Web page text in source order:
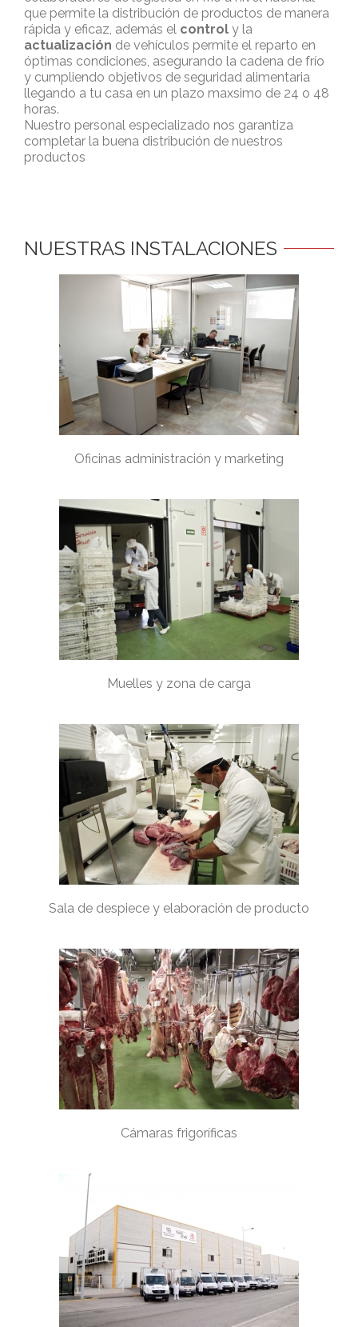
que permite la distribución de productos de manera
rápida y eficaz, además el control y la
actualización de vehículos permite el reparto en
óptimas condiciones, asegurando la cadena de frío
y cumpliendo objetivos de seguridad alimentaria
llegando a tu casa en un plazo maxsimo de 24 o 48
horas.
Nuestro personal especializado nos garantiza
completar la buena distribución de nuestros
productos
NUESTRAS INSTALACIONES
Oficinas administración y marketing
Muelles y zona de carga
Sala de despiece y elaboración de producto
Cámaras frigoríficas